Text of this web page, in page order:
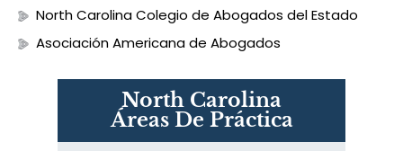
North Carolina Colegio de Abogados del Estado
Asociación Americana de Abogados
North Carolina
Áreas De Práctica